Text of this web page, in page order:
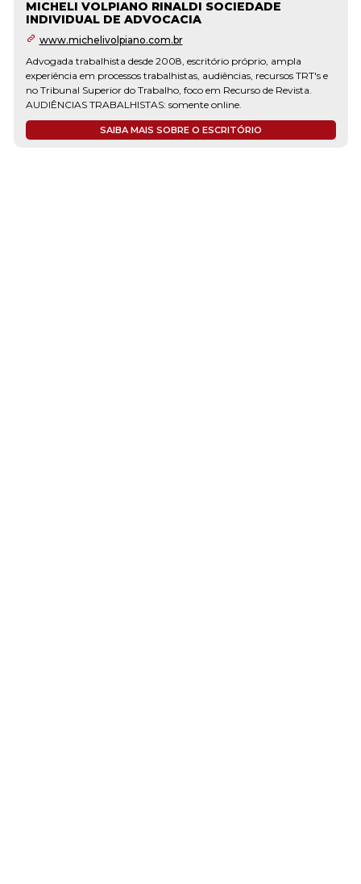
MICHELI VOLPIANO RINALDI SOCIEDADE
INDIVIDUAL DE ADVOCACIA
www.michelivolpiano.com.br
Advogada trabalhista desde 2008, escritório próprio, ampla
experiência em processos trabalhistas, audiências, recursos TRT's e
no Tribunal Superior do Trabalho, foco em Recurso de Revista.
AUDIÊNCIAS TRABALHISTAS: somente online.
SAIBA MAIS SOBRE O ESCRITÓRIO